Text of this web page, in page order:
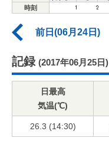
時刻
前日(06月24日)
記録 (2017年06月25日)
日最高
気温(℃)
26.3 (14:30)